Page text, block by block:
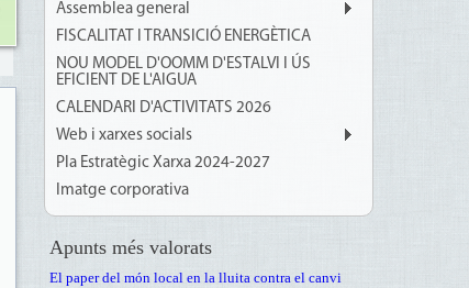
Assemblea general
FISCALITAT I TRANSICIÓ ENERGÈTICA
NOU MODEL D'OOMM D'ESTALVI I ÚS
EFICIENT DE L'AIGUA
CALENDARI D'ACTIVITATS 2026
Web i xarxes socials
Pla Estratègic Xarxa 2024-2027
Imatge corporativa
Apunts més valorats
El paper del món local en la lluita contra el canvi